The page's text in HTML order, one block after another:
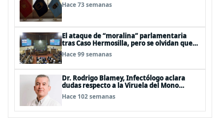
Hace 73 semanas
El ataque de “moralina” parlamentaria
tras Caso Hermosilla, pero se olvidan que
son los peor evaluados
Hace 99 semanas
Dr. Rodrigo Blamey, Infectólogo aclara
dudas respecto a la Viruela del Mono
(MPOX)
Hace 102 semanas